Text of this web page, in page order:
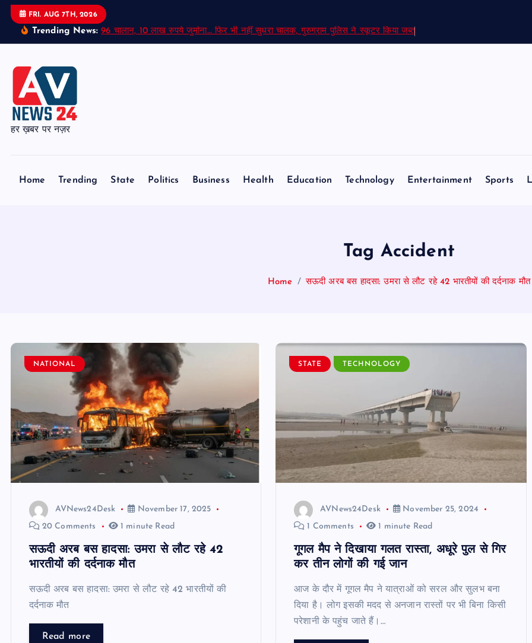
FRI. AUG 7TH, 2026
Trending News: 96 चालान, 10 लाख रुपये जुर्माना… फिर भी नहीं सुधरा चालक, गुरुग्राम पुलिस ने स्कूटर किया जब्त
हर ख़बर पर नज़र
Home Trending State Politics Business Health Education Technology Entertainment Sports
Tag Accident
Home सऊदी अरब बस हादसा: उमरा से लौट रहे 42 भारतीयों की दर्दनाक मौत
NATIONAL
AVNews24Desk
November 17, 2025
20 Comments
1 minute Read
सऊदी अरब बस हादसा: उमरा से लौट रहे 42
भारतीयों की दर्दनाक मौत
सऊदी अरब बस हादसा: उमरा से लौट रहे 42 भारतीयों की
दर्दनाक मौत
Read more
STATE TECHNOLOGY
AVNews24Desk
November 25, 2024
1 Comments
1 minute Read
गूगल मैप ने दिखाया गलत रास्ता, अधूरे पुल से गिर
कर तीन लोगों की गई जान
आज के दौर में गूगल मैप ने यात्राओं को सरल और सुलभ बना
दिया है। लोग इसकी मदद से अनजान रास्तों पर भी बिना किसी
परेशानी के पहुंच जाते हैं।…